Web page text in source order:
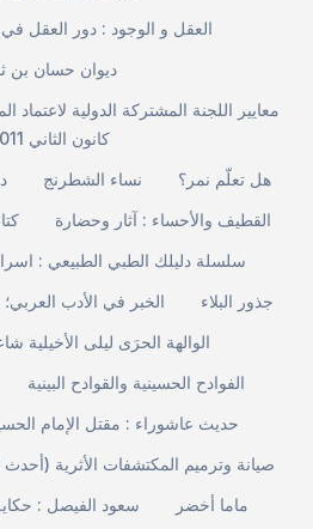
العقل و الوجود : دور العقل
ديوان حسان بن
معايير اللجنة المشتركة الدولية لاعتماد
كانون الثاني 2011)
نساء الشطرنج
هل تعلّم نمر؟
القطيف والأحساء : آثار وحضارة
سلسلة دليلك الطبي الطبيعي :
الخبر في الأدب
جذور البلاء
الوالهة الحرَى ليلى الأخيلية
الفوادح الحسينية والقوادح البينية
حديث عاشوراء : مقتل الإمام
صيانة وترميم المكتشفات الأثرية (أحدث
سعود الفيصل : ماما أخضر